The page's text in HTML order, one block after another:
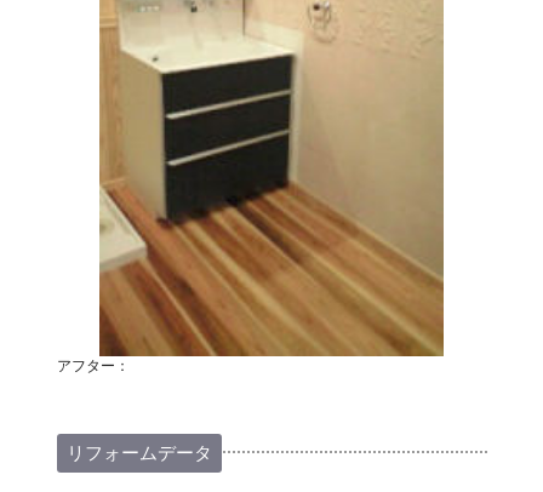
アフター：
リフォームデータ